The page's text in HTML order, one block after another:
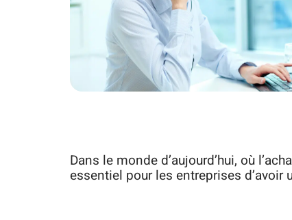
Dans le monde d’aujourd’hui, où
essentiel pour les entreprises